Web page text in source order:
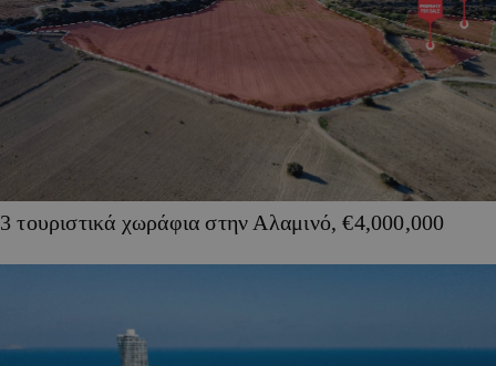
3 τουριστικά χωράφια στην Αλαμινό, €4,000,000